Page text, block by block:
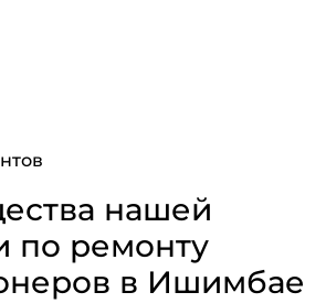
нашей
по ремонту
в Ишимбае